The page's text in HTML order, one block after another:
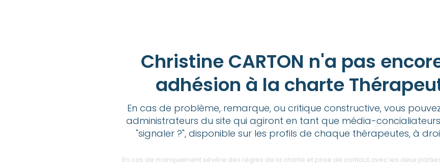
Christine CARTON n'a pas
adhésion à la charte
En cas de problème, remarque, ou critique constructive, vous
administrateurs du site qui agiront en tant que média-
"signaler ?", disponible sur les profils de chaque thérapeutes, à
En cas de manquement sévère des règles de la charte et prise de contact avec les deux